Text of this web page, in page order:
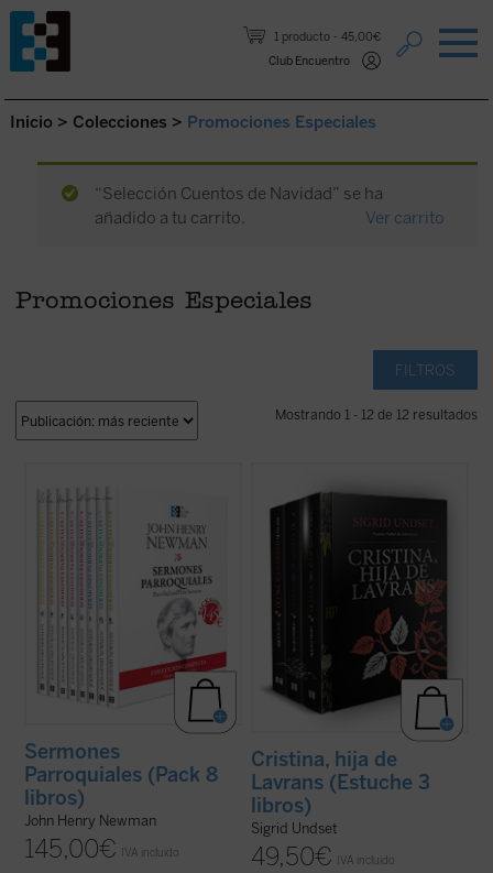
1 producto
45,00€
Club Encuentro
Saltar al contenido.
Inicio > Colecciones > Promociones Especiales
“Selección Cuentos de Navidad” se ha
añadido a tu carrito.
Ver carrito
Promociones Especiales
FILTROS
Mostrando 1 - 12 de 12 resultados
encuentran las semillas de todos los
grandes temas que el nuevo santo
desarrollará durante su vida y obra. Este
pack contiene la colección completa de 8
libros ...
(ver ficha)
Sermones
Parroquiales (Pack 8
libros)
John Henry Newman
145,00€ IVA incluido
con la obra maestra de Sigrid Undset,
considerada una de las mejores novelas
históricas del siglo XX.Cristina, hija de
Lavrans
cuenta la vida desde la niñez hasta
la muerte, de uno de los ...(ver ficha)
Cristina, hija de
Lavrans (Estuche 3
libros)
Sigrid Undset
49,50€ IVA incluido